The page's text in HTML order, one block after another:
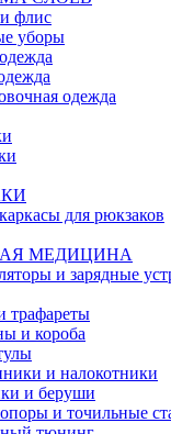
флис
уборы
одежда
для рюкзаков
МЕДИЦИНА
и зарядные
трафареты
и короба
и налокотники
и беруши
и точильные